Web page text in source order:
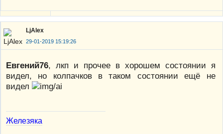
LjAlex
29-01-2019 15:19:26
Евгений76, лкп и прочее в хорошем состоянии я
видел, но колпачков в таком состоянии ещё не
видел
Железяка